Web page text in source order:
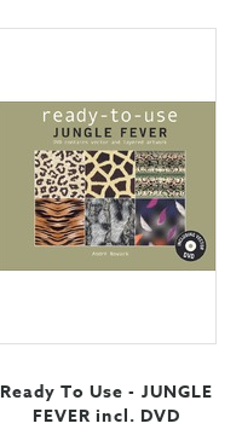
Ready To Use - JUNGLE
FEVER incl. DVD